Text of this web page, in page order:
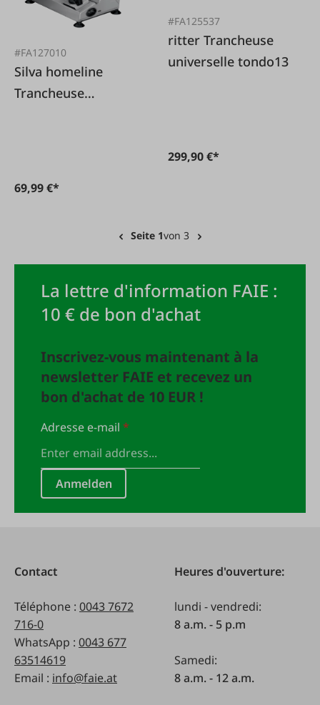
#FA127010
Silva homeline
Trancheuse
69,99 €*
#FA125537
ritter Trancheuse
universelle tondo13
299,90 €*
Seite 1von 3
La lettre d'information FAIE :
10 € de bon d'achat
Inscrivez-vous maintenant à la
newsletter FAIE et recevez un
bon d'achat de 10 EUR !
Adresse e-mail*
Anmelden
Contact
Téléphone : 0043 7672
716-0
WhatsApp : 0043 677
63514619
Email : info@faie.at
Heures d'ouverture:
lundi - vendredi:
8 a.m. - 5 p.m
Samedi:
8 a.m. - 12 a.m.